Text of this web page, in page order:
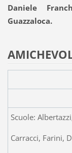
Daniele
Guazzaloca.
Scuole:
Carracci, Farini,